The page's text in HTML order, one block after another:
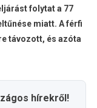
folytat a 77
miatt. A férfi
távozott, és azóta
hírekről!